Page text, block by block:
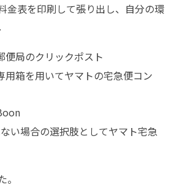
金表を印刷して張り出し、自分の環
便局のクリックポスト
用箱を用いてヤマトの宅急便コン
い場合の選択肢としてヤマト宅急